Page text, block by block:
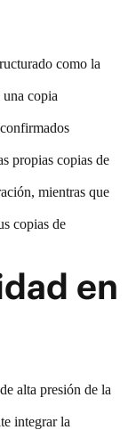
como la
copia
propias copias de
mientras que
copias de
en
alta presión de la
integrar la